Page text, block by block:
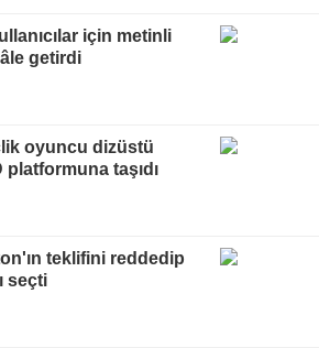
için metinli
getirdi
oyuncu dizüstü
platformuna taşıdı
teklifini reddedip
seçti